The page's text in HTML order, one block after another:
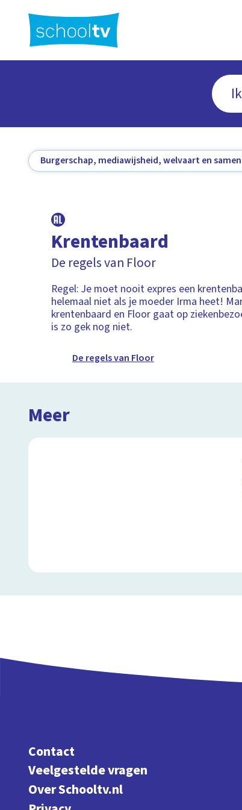
hoofdinhoud
Burgerschap, mediawijsheid, welvaart en
Krentenbaard
De regels van Floor
Regel: Je moet nooit expres een
helemaal niet als je moeder Irma heet!
krentenbaard en Floor gaat op
is zo gek nog niet.
De regels van Floor
Meer
Contact
Veelgestelde vragen
Over Schooltv.nl